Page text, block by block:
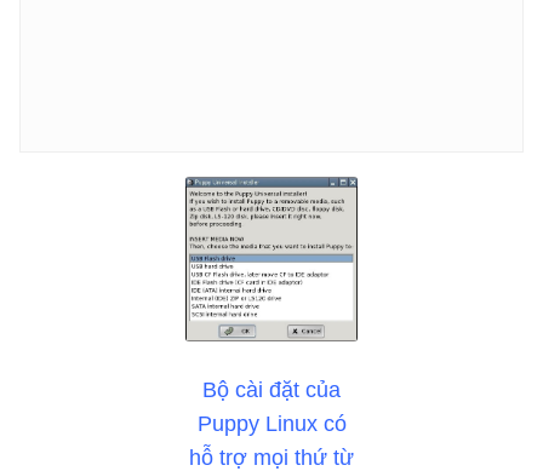
Bộ cài đặt của
Puppy Linux có
hỗ trợ mọi thứ từ